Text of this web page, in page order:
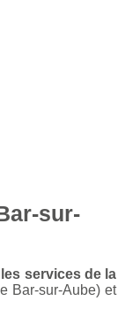
sur-
services de la
Bar-sur-Aube) et